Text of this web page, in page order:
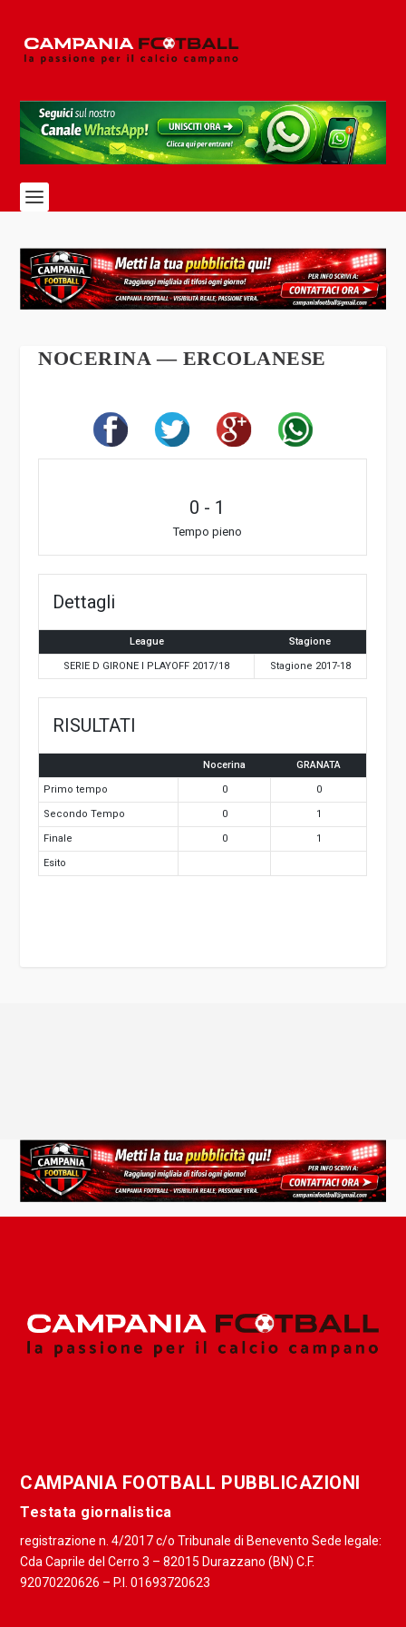
NOCERINA — ERCOLANESE
0 - 1
Tempo pieno
Dettagli
League Stagione
SERIE D GIRONE I PLAYOFF 2017/18 Stagione 2017-18
RISULTATI
Nocerina GRANATA
Primo tempo 0 0
Secondo Tempo 0 1
Finale 0 1
Esito
CAMPANIA FOOTBALL PUBBLICAZIONI
Testata giornalistica
registrazione n. 4/2017 c/o Tribunale di Benevento Sede legale:
Cda Caprile del Cerro 3 – 82015 Durazzano (BN) C.F.
92070220626 – P.I. 01693720623